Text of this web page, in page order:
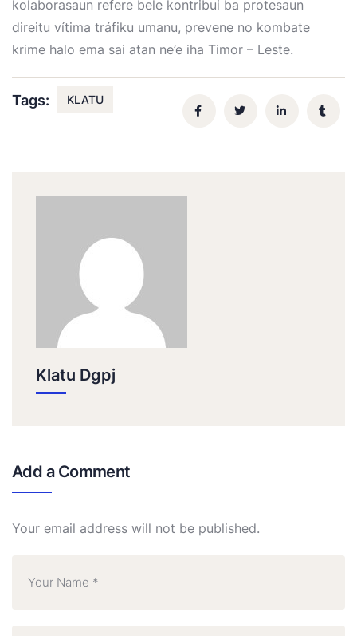
kolaborasaun refere bele kontribui ba protesaun
direitu vítima tráfiku umanu, prevene no kombate
krime halo ema sai atan ne’e iha Timor – Leste.
Tags: KLATU
Klatu Dgpj
Add a Comment
Your email address will not be published.